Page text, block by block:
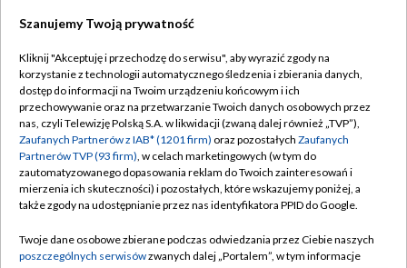
TVP
Abonament TVP
Emisja w TVP
Centrum informacji TVP
Naziemna Telewizja Cyfrowa
Rada Programowa
Regulamin TVP
Polityka prywatności
Moje zgody
Pomoc
Kontakt
Szanujemy Twoją prywatność
Kliknij "Akceptuję i przechodzę do serwisu", aby wyrazić zgody na
korzystanie z technologii automatycznego śledzenia i zbierania danych,
dostęp do informacji na Twoim urządzeniu końcowym i ich
przechowywanie oraz na przetwarzanie Twoich danych osobowych przez
nas, czyli Telewizję Polską S.A. w likwidacji (zwaną dalej również „TVP”),
Zaufanych Partnerów z IAB* (1201 firm) oraz pozostałych Zaufanych
Partnerów TVP (93 firm), w celach marketingowych (w tym do
zautomatyzowanego dopasowania reklam do Twoich zainteresowań i
mierzenia ich skuteczności) i pozostałych, które wskazujemy poniżej, a
także zgody na udostępnianie przez nas identyfikatora PPID do Google.
Twoje dane osobowe zbierane podczas odwiedzania przez Ciebie naszych
poszczególnych serwisówzwanych dalej „Portalem”, w tym informacje